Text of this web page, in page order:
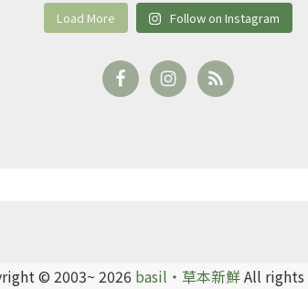
Load More Follow on Instagram
© 2003~ 2026basil‧草本新鮮All rights